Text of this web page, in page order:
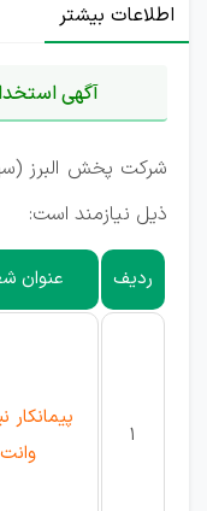
اطلاعات بیشتر
آگهی
شرکت پخش البرز
ذیل نیازمند است:
ردیف عنوان
1
پیمانکار
وانت